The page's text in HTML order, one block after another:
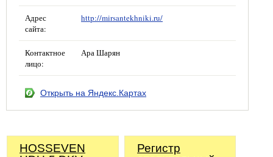
Адрес
сайта:
http://mirsantekhniki.ru/
Контактное
лицо:
Ара Шарян
Открыть на Яндекс.Картах
HOSSEVEN
Регистр